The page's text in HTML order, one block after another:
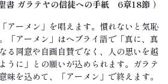
聖書 ガラテヤの信徒への手紙 6章18節 ）
アーメン」を唱えます。慣れないと気恥
「アーメン」はヘブライ語で「真に、真
る同意や自画自賛でなく、人の思いを越
うに」との願いが込められます。ガラテ
味を込めて、「アーメン」で終えます。